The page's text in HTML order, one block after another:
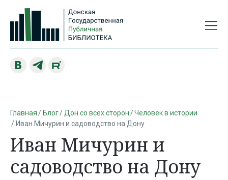
Главная Блог Дон со всех сторон
Человек в истории
Иван Мичурин и садоводство на Дону
Иван Мичурин и
садоводство на Дону